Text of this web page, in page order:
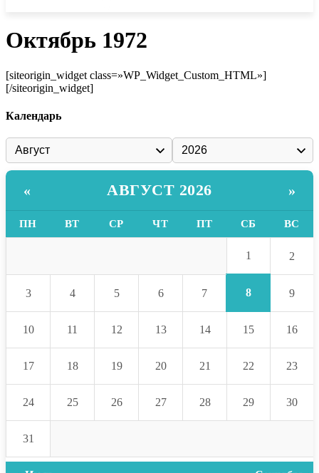
Октябрь 1972
[siteorigin_widget class=»WP_Widget_Custom_HTML»]
[/siteorigin_widget]
Календарь
« АВГУСТ 2026 »
ПН ВТ СР ЧТ ПТ СБ ВС
1 2
3 4 5 6 7 8 9
10 11 12 13 14 15 16
17 18 19 20 21 22 23
24 25 26 27 28 29 30
31